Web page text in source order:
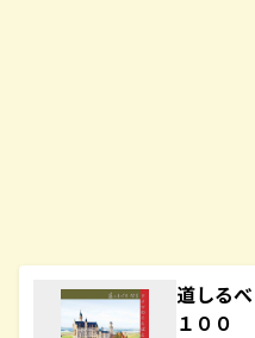
道しる
１００